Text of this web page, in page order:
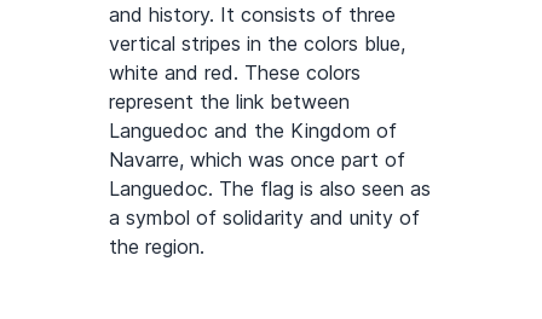
and history. It consists of three
vertical stripes in the colors blue,
white and red. These colors
represent the link between
Languedoc and the Kingdom of
Navarre, which was once part of
Languedoc. The flag is also seen as
a symbol of solidarity and unity of
the region.